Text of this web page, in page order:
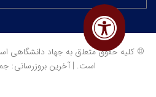
© کلیه حقوق متعلق به جهاد دانشگاهی
است. | آخرین بروزرسانی: جمعه ۱۶ مرداد